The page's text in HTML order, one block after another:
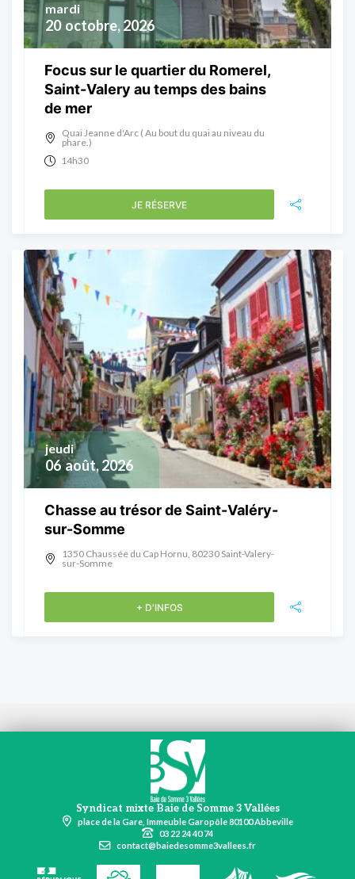
20 octobre, 2026
mardi
Focus sur le quartier du Romerel,
Saint-Valery au temps des bains
de mer
Quai Jeanne d'Arc ( Au bout du quai au niveau du
phare.)
14h30
JE RÉSERVE
06 août, 2026
jeudi
Chasse au trésor de Saint-Valéry-
sur-Somme
1350 Chaussée du Cap Hornu, 80230 Saint-Valery-
sur-Somme
+ D'INFOS
Syndicat mixte Baie de Somme 3 Vallées
place de la Gare, Immeuble Garopôle 80100 Abbeville
03 22 24 40 74
contact@baiedesomme3vallees.fr